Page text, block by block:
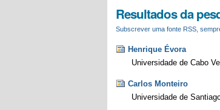
Resultados da
Subscrever uma fonte RSS,
Henrique Évora
Universidade de Cabo
Carlos Monteiro
Universidade de